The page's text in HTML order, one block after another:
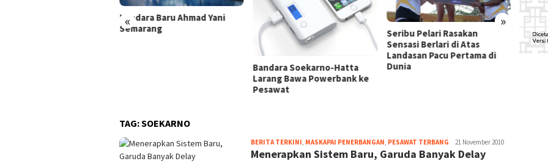
« »
Bandara Baru Ahmad Yani
Semarang
Bandara Soekarno-Hatta
Larang Bawa Powerbank ke
Pesawat
Seribu Pelari Rasakan
Sensasi Berlari di Atas
Landasan Pacu Pertama di
Dunia
IPL
TAG:SOEKARNO
BERITA TERKINI, MASKAPAI PENERBANGAN, PESAWAT TERBANG Webmaster
21 November 2010
Menerapkan Sistem Baru, Garuda Banyak Delay